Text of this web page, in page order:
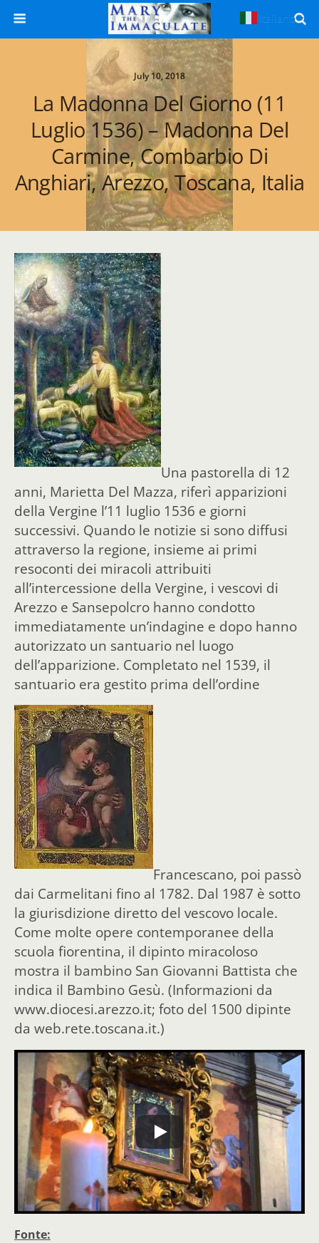
July 10, 2018
La Madonna Del Giorno (11
Luglio 1536) – Madonna Del
Carmine, Combarbio Di
Anghiari, Arezzo, Toscana, Italia
Una pastorella di 12
anni, Marietta Del Mazza, riferì apparizioni
della Vergine l’11 luglio 1536 e giorni
successivi. Quando le notizie si sono diffusi
attraverso la regione, insieme ai primi
resoconti dei miracoli attribuiti
all’intercessione della Vergine, i vescovi di
Arezzo e Sansepolcro hanno condotto
immediatamente un’indagine e dopo hanno
autorizzato un santuario nel luogo
dell’apparizione. Completato nel 1539, il
santuario era gestito prima dell’ordine
Francescano, poi passò
dai Carmelitani fino al 1782. Dal 1987 è sotto
la giurisdizione diretto del vescovo locale.
Come molte opere contemporanee della
scuola fiorentina, il dipinto miracoloso
mostra il bambino San Giovanni Battista che
indica il Bambino Gesù. (Informazioni da
www.diocesi.arezzo.it; foto del 1500 dipinte
da web.rete.toscana.it.)
Fonte:
Italiano ▼